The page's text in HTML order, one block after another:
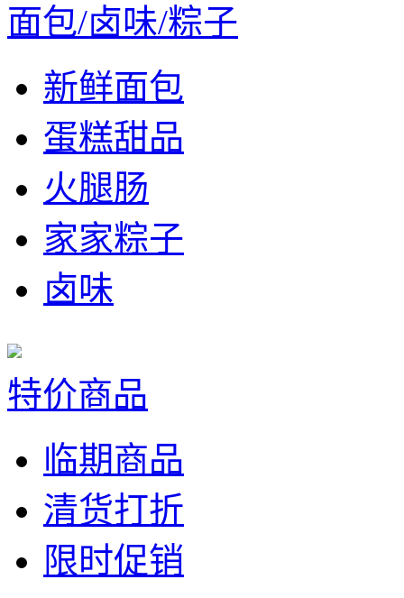
面包/卤味/粽子
新鲜面包
蛋糕甜品
火腿肠
家家粽子
卤味
特价商品
临期商品
清货打折
限时促销